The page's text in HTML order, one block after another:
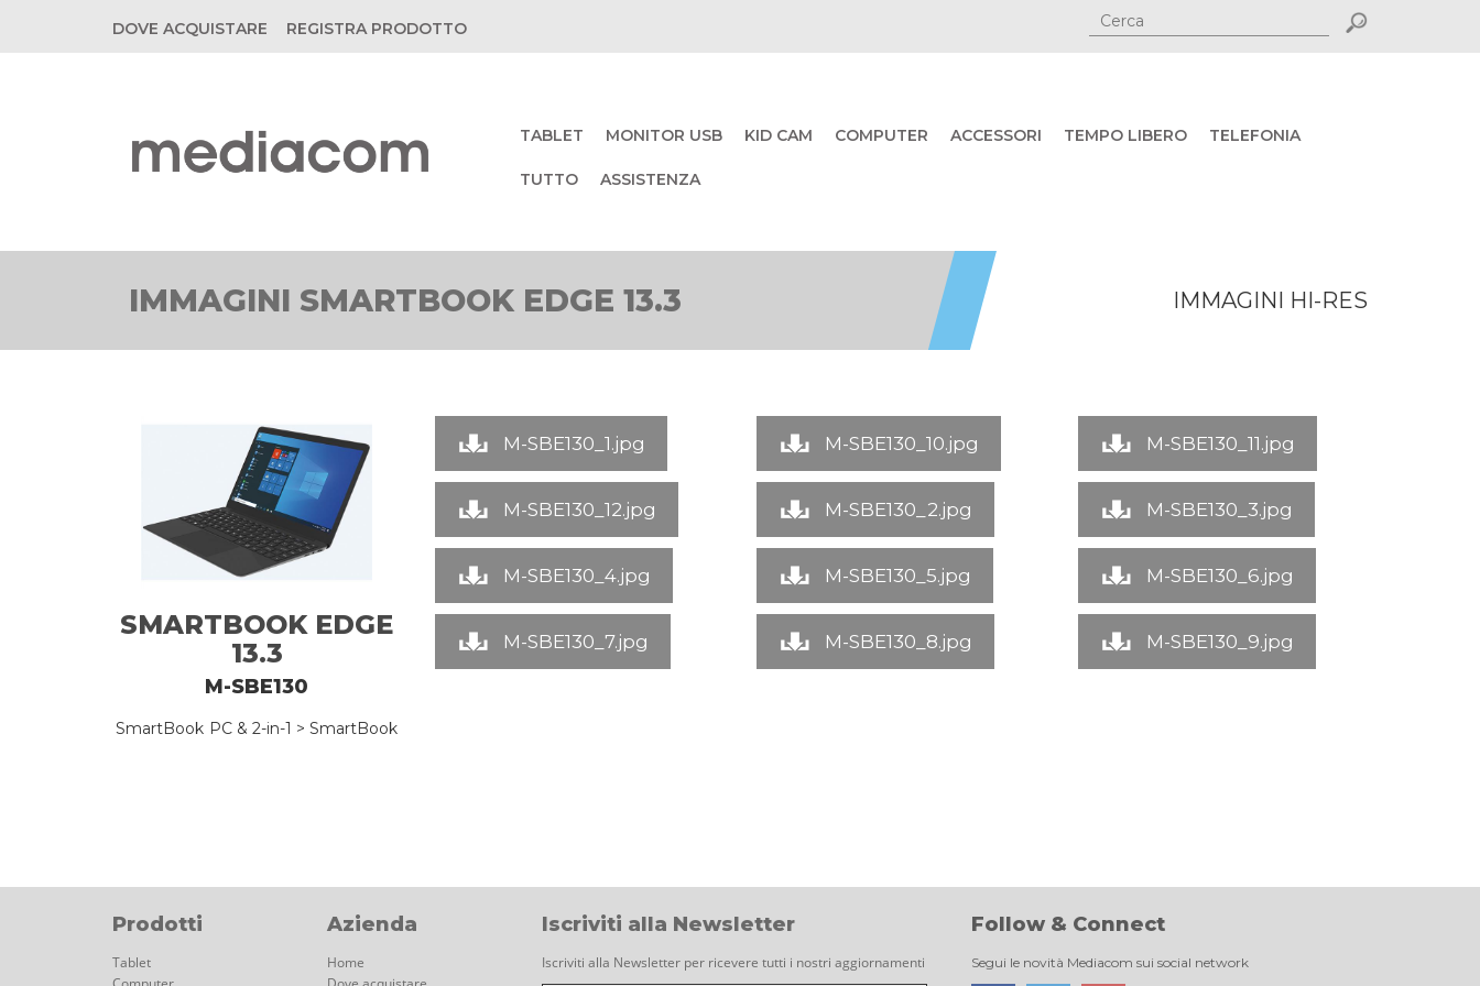
DOVE ACQUISTARE REGISTRA PRODOTTO
TABLET MONITOR USB KID CAM COMPUTER ACCESSORI TEMPO LIBERO TELEFONIA
TUTTO ASSISTENZA
IMMAGINI SMARTBOOK EDGE 13.3 IMMAGINI HI-RES
SMARTBOOK EDGE
13.3
M-SBE130
SmartBook PC & 2-in-1 > SmartBook
M-SBE130_1.jpg M-SBE130_10.jpg M-SBE130_11.jpg
M-SBE130_12.jpg M-SBE130_2.jpg M-SBE130_3.jpg
M-SBE130_4.jpg M-SBE130_5.jpg M-SBE130_6.jpg
M-SBE130_7.jpg M-SBE130_8.jpg M-SBE130_9.jpg
Prodotti
Tablet
Azienda
Home
Iscriviti alla Newsletter
Iscriviti alla Newsletter per ricevere tutti i nostri aggiornamenti
Follow & Connect
Segui le novità Mediacom sui social network